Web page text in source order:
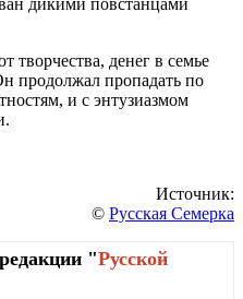
творчества, денег в семье
продолжал пропадать по
и с энтузиазмом
Источник:
© Русская Семерка
"Русской